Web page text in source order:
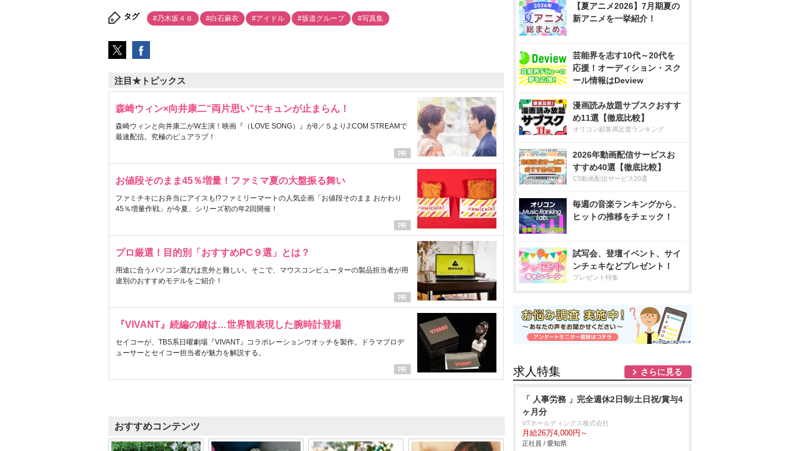
タグ #乃木坂４６ #白石麻衣 #アイドル #坂道グループ #写真集
注目★トピックス
森崎ウィン×向井康二“両片思い”にキュンが止まらん！
森崎ウィンと向井康二がW主演！映画『（LOVE SONG）』が8／５よりJ:COM STREAMで
最速配信。究極のピュアラブ！
お値段そのまま45％増量！ファミマ夏の大盤振る舞い
ファミチキにお弁当にアイスも!?ファミリーマートの人気企画「お値段そのまま おかわり
45％増量作戦」が今夏、シリーズ初の年2回開催！
プロ厳選！目的別「おすすめPC９選」とは？
用途に合うパソコン選びは意外と難しい。そこで、マウスコンピューターの製品担当者が用
途別のおすすめモデルをご紹介！
『VIVANT』続編の鍵は…世界観表現した腕時計登場
セイコーが、TBS系日曜劇場『VIVANT』コラボレーションウオッチを製作。ドラマプロデ
ューサーとセイコー担当者が魅力を解説する。
おすすめコンテンツ
【夏アニメ2026】7月期夏の
新アニメを一挙紹介！
芸能界を志す10代～20代を
応援！オーディション・スク
ール情報はDeview
漫画読み放題サブスクおすす
め11選【徹底比較】
オリコン顧客満足度ランキング
2026年動画配信サービスお
すすめ40選【徹底比較】
CS動画配信サービス20選
毎週の音楽ランキングから、
ヒットの推移をチェック！
試写会、登壇イベント、サイ
ンチェキなどプレゼント！
プレゼント特集
求人特集 さらに見る
「 人事労務 」完全週休2日制/土日祝/賞与4
ヶ月分
VTホールディングス株式会社
月給26万4,000円～
正社員 / 愛知県